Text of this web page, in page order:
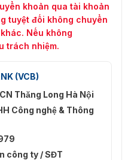
khoản qua tài khoản
tuyệt đối không chuyển
Nếu không
trách nhiệm.
(VCB)
Thăng Long Hà Nội
Công nghệ & Thông
công ty / SĐT